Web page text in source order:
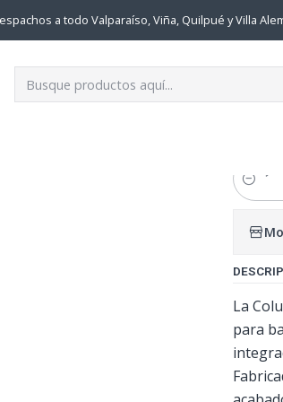
a todo Valparaíso, Viña, Quilpué y Villa
CABINAS DE DUCHA COLUMNA DUCHA
Cantidad
La
para